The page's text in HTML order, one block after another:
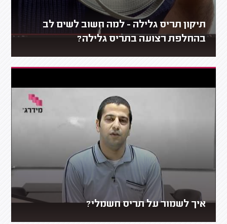
תיקון תריס גלילה - למה חשוב לשים לב
בהחלפת רצועה בתריס גלילה?
איך לשמור על תריס חשמלי?